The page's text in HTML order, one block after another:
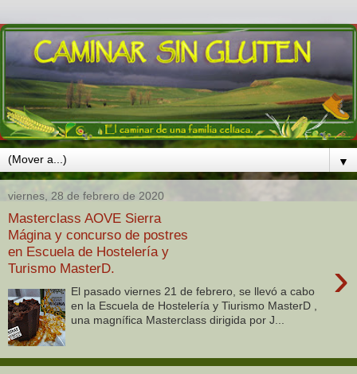
▼
viernes, 28 de febrero de 2020
Masterclass AOVE Sierra
Mágina y concurso de postres
en Escuela de Hostelería y
Turismo MasterD.
›
El pasado viernes 21 de febrero, se llevó a cabo
en la Escuela de Hostelería y Tiurismo MasterD ,
una magnífica Masterclass dirigida por J...